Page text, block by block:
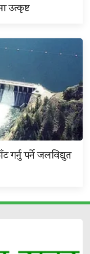
उत्कृष्ट
गर्नु पर्ने जलविद्युत